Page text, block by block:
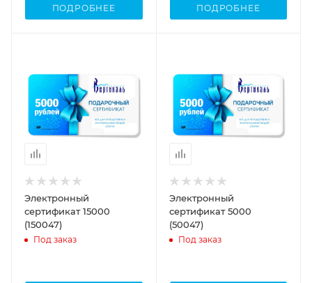
ПОДРОБНЕЕ ПОДРОБНЕЕ
Электронный
сертификат 15000
(150047)
Под заказ
Электронный
сертификат 5000
(50047)
Под заказ